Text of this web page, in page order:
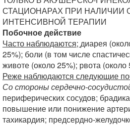
СТАЦИОНАРАХ ПРИ НАЛИЧИИ
ИНТЕНСИВНОЙ ТЕРАПИИ
Побочное действие
Часто наблюдаются; диарея
25%); боли (в том числе
животе (около 25%); рвота (около
Реже наблюдаются следующие
Со стороны сердечно-
периферических сосудов;
повышение или понижение
тахикардия; предсердно-